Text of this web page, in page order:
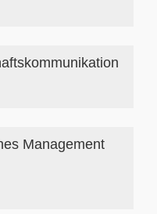
Management